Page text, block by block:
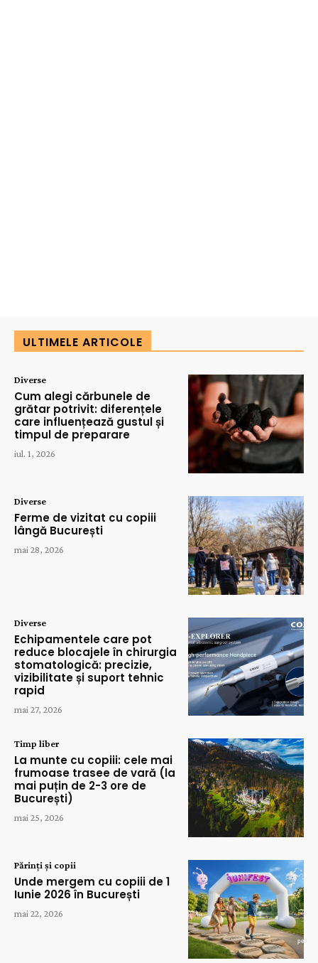
ULTIMELE ARTICOLE
Diverse
Cum alegi cărbunele de
grătar potrivit: diferențele
care influențează gustul și
timpul de preparare
iul. 1, 2026
Diverse
Ferme de vizitat cu copiii
lângă București
mai 28, 2026
Diverse
Echipamentele care pot
reduce blocajele în chirurgia
stomatologică: precizie,
vizibilitate și suport tehnic
rapid
mai 27, 2026
Timp liber
La munte cu copiii: cele mai
frumoase trasee de vară (la
mai puțin de 2-3 ore de
București)
mai 25, 2026
Părinți și copii
Unde mergem cu copiii de 1
Iunie 2026 în București
mai 22, 2026